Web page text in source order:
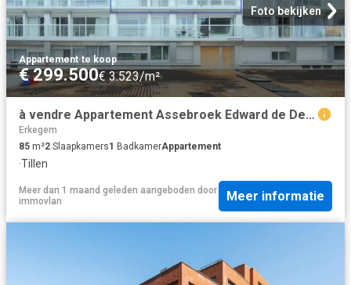
Foto bekijken
Appartement·te koop
€ 299.500€ 3.523/m²
à vendre Appartement Assebroek Edward de Denestraat
Erkegem
85 m²2 Slaapkamers1 BadkamerAppartement
·Tillen
Meer dan 1 maand geleden aangeboden door
immovlan
Meer informatie